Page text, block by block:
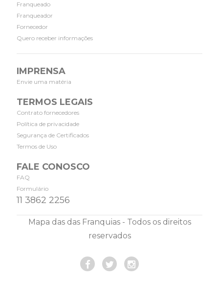
Franqueado
Franqueador
Fornecedor
Quero receber informações
IMPRENSA
Envie uma matéria
TERMOS LEGAIS
Contrato fornecedores
Política de privacidade
Segurança de Certificados
Termos de Uso
FALE CONOSCO
FAQ
Formulário
11 3862 2256
Mapa das das Franquias - Todos os direitos
reservados